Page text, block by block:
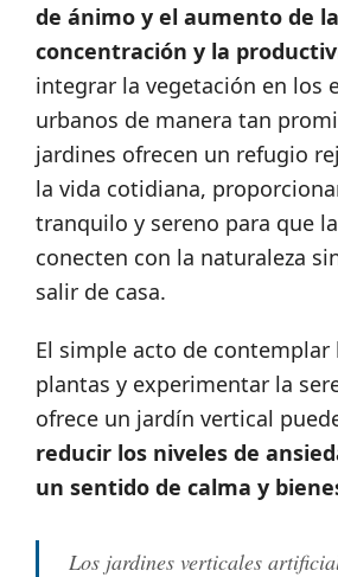
de ánimo y el aumento de la
concentración y la
integrar la vegetación en los
urbanos de manera tan
jardines ofrecen un refugio
la vida cotidiana,
tranquilo y sereno para que
conecten con la naturaleza
salir de casa.
El simple acto de contemplar
plantas y experimentar la
ofrece un jardín vertical
reducir los niveles de
un sentido de calma y
Los jardines verticales